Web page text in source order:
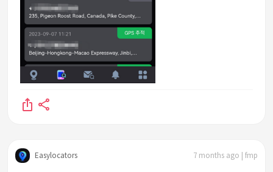
Easylocators 7 months ago | fmp